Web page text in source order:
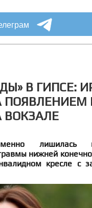
В ГИПСЕ:
ПОЯВЛЕНИЕМ
лишилась
нижней
кресле с